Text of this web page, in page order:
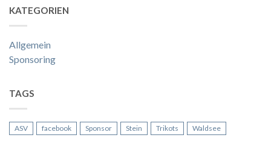
KATEGORIEN
Allgemein
Sponsoring
TAGS
ASV facebook Sponsor Stein Trikots Waldsee